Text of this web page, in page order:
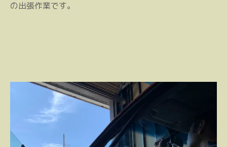
の出張作業です。